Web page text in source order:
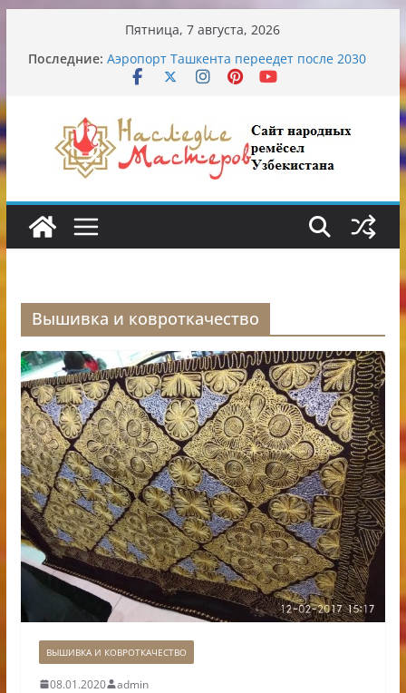
содержимому
Пятница, 7 августа, 2026
Последние: Аэропорт Ташкента переедет после 2030
года
Обрушение на одном из ключевых
перекрёстков Ташкента: перекрыт
путепровод на Буюк Ипак Йули
Узбекские традиционные узоры:
символика и происхождение
Вышивка и ковроткачество
ВЫШИВКА И КОВРОТКАЧЕСТВО
08.01.2020 admin